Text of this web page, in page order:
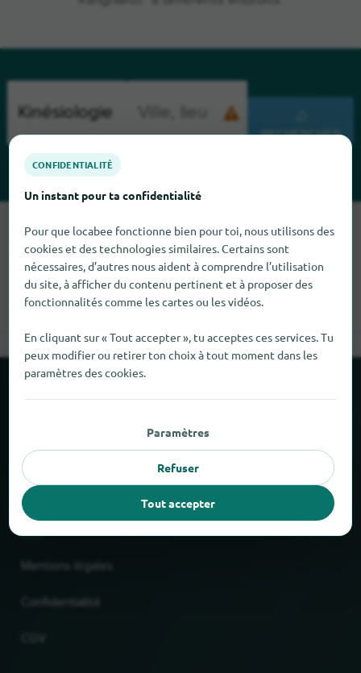
RECHERCHER
Malheureusement, nous ne pouvons pas trouver Kinésiologie
selon le Dr Klinghardt pour le moment. Si tu sais où trouver
Kinésiologie selon le Dr Klinghardt ici, nous serions heureux
que tu nous le dises.
À propos de locabee
Partenaires
Mentions légales
CONFIDENTIALITÉ
Un instant pour ta confidentialité
Pour que locabee fonctionne bien pour toi, nous utilisons des
cookies et des technologies similaires. Certains sont
nécessaires, d’autres nous aident à comprendre l’utilisation
du site, à afficher du contenu pertinent et à proposer des
fonctionnalités comme les cartes ou les vidéos.
En cliquant sur « Tout accepter », tu acceptes ces services. Tu
peux modifier ou retirer ton choix à tout moment dans les
paramètres des cookies.
Paramètres
Refuser
Tout accepter